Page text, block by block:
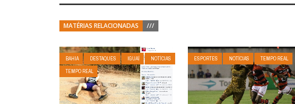
MATÉRIAS RELACIONADAS ///
BAHIA DESTAQUES IGUAÍ
NOTÍCIAS
TEMPO REAL
ESPORTES NOTÍCIAS TEMPO REAL